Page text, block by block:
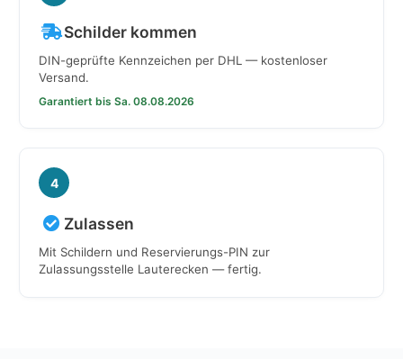
Schilder kommen
DIN-geprüfte Kennzeichen per DHL — kostenloser
Versand.
Garantiert bis Sa. 08.08.2026
4
Zulassen
Mit Schildern und Reservierungs-PIN zur
Zulassungsstelle Lauterecken — fertig.